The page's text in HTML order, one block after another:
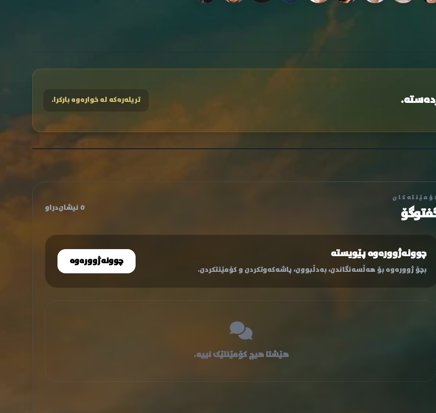
تریلەرەکە لە خوارەوە بارکرا.
0 نیشان‌دراو
چوونەژوورەوە پێویستە
بچۆ ژوورەوە بۆ هەڵسەنگاندن، بەدڵبوون، پاشەکەوتکردن و کۆمێنتکردن.
چوونەژوورەوە
هێشتا هیچ کۆمێنتێک نییە.